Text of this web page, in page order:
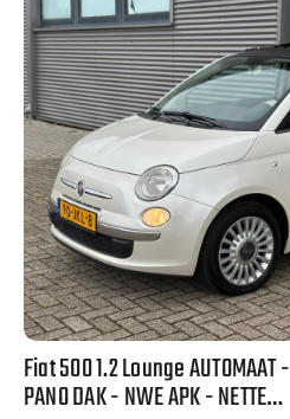
Fiat 500 1.2 Lounge AUTOMAAT -
PANO DAK - NWE APK - NETTE